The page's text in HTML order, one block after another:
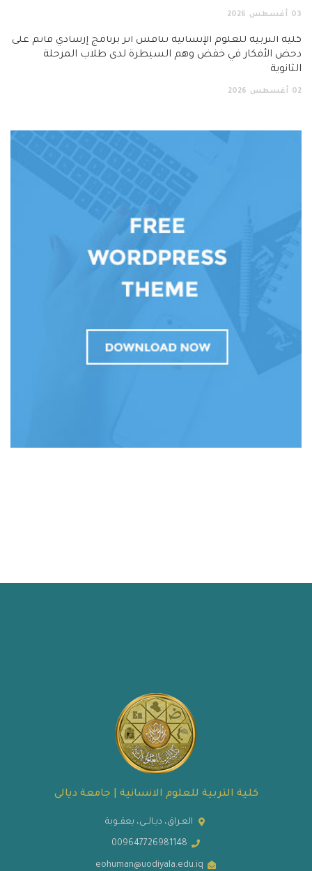
03 أغسطس 2026
كلية التربية للعلوم الإنسانية تناقش أثر برنامج إرشادي قائم على
دحض الأفكار في خفض وهم السيطرة لدى طلاب المرحلة
الثانوية
02 أغسطس 2026
كلية التربية للعلوم الانسانية | جامعة ديالى
العـراق، ديـالــى، بعقــوبة
009647726981148
eohuman@uodiyala.edu.iq